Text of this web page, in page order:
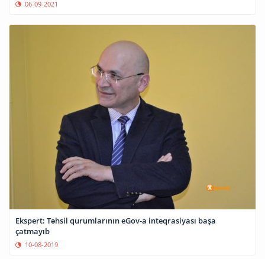
06-09-2021
Ekspert: Təhsil qurumlarının eGov-a inteqrasiyası başa
çatmayıb
10-08-2019